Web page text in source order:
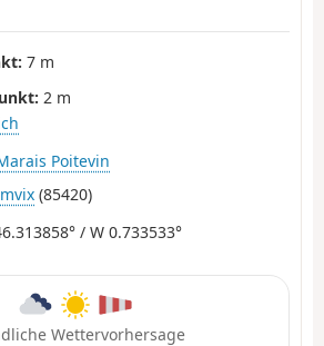
7 m
2 m
Poitevin
(85420)
/ W 0.733533°
Wettervorhersage